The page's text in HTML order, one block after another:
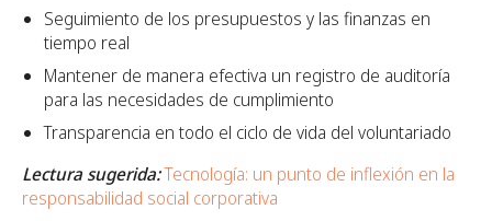
Seguimiento de los presupuestos y las finanzas en
tiempo real
Mantener de manera efectiva un registro de auditoría
para las necesidades de cumplimiento
Transparencia en todo el ciclo de vida del voluntariado
Lectura sugerida:Tecnología: un punto de inflexión en la
responsabilidad social corporativa